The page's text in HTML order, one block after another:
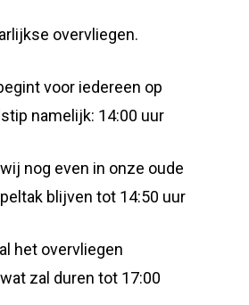
overvliegen.
voor iedereen op
namelijk: 14:00 uur
nog even in onze oude
blijven tot 14:50 uur
het overvliegen
zal duren tot 17:00